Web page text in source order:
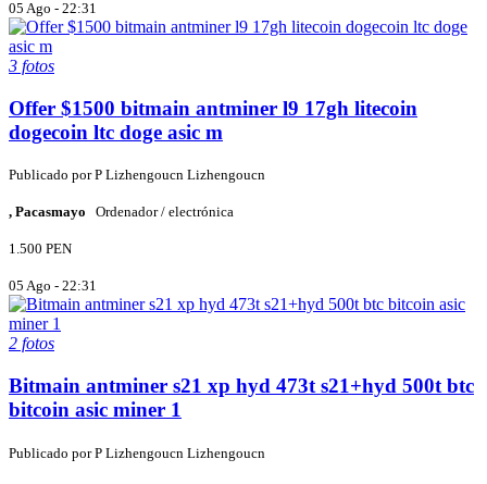
05 Ago - 22:31
3 fotos
Offer $1500 bitmain antminer l9 17gh litecoin
dogecoin ltc doge asic m
Publicado porP Lizhengoucn Lizhengoucn
, Pacasmayo Ordenador / electrónica
1.500 PEN
05 Ago - 22:31
2 fotos
Bitmain antminer s21 xp hyd 473t s21+hyd 500t btc
bitcoin asic miner 1
Publicado porP Lizhengoucn Lizhengoucn